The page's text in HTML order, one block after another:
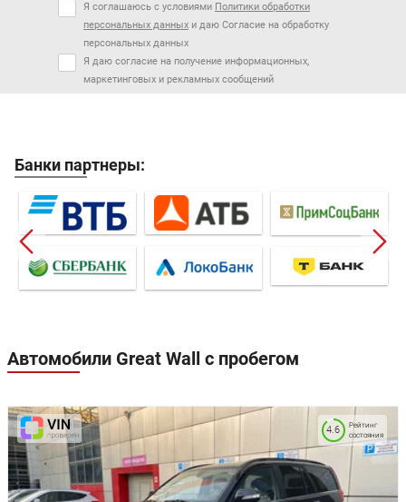
Я соглашаюсь с условиями Политики обработки
персональных данных и даю Согласие на обработку
персональных данных
Я даю согласие на получение информационных,
маркетинговых и рекламных сообщений
Банки партнеры:
Автомобили Great Wall с пробегом
Рейтинг
состояния
4.6